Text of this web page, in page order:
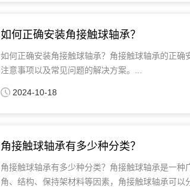
如何正确安装角接触球轴承？
如何正确安装角接触球轴承？角接触球轴承的正确
注意事项以及常见问题的解决方案。...
2024-10-18
角接触球轴承有多少种分类？
角接触球轴承有多少种分类？角接触球轴承是一
角、结构、保持架材料等因素，角接触球轴承可以